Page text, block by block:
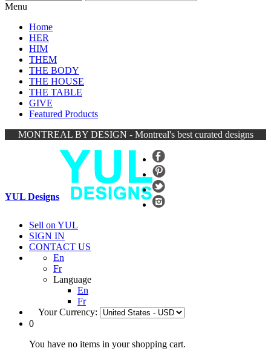
Menu
Home
HER
HIM
THEM
THE BODY
THE HOUSE
THE TABLE
GIVE
Featured Products
MONTREAL BY DESIGN - Montreal's best curated designs
YUL Designs
Sell on YUL
SIGN IN
CONTACT US
En
Fr
Language
En
Fr
Your Currency:
0
You have no items in your shopping cart.